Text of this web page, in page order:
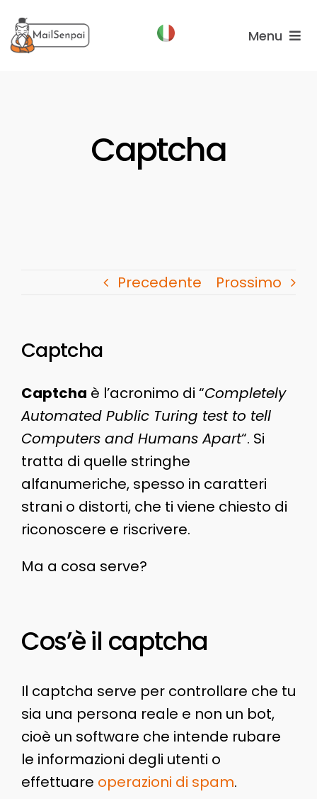
al
contenuto
Menu
Captcha
Precedente Prossimo
Captcha
Captcha è l’acronimo di “Completely
Automated Public Turing test to tell
Computers and Humans Apart“. Si
tratta di quelle stringhe
alfanumeriche, spesso in caratteri
strani o distorti, che ti viene chiesto di
riconoscere e riscrivere.
Ma a cosa serve?
Cos’è il captcha
Il captcha serve per controllare che tu
sia una persona reale e non un bot,
cioè un software che intende rubare
le informazioni degli utenti o
effettuare operazioni di spam.